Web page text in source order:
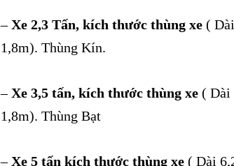
–Xe 2,3 Tấn, kích thước thùng xe (
1,8m). Thùng Kín.
–Xe 3,5 tấn, kích thước thùng xe ( Dài
1,8m). Thùng Bạt
–Xe 5 tấn kích thước thùng xe ( Dài